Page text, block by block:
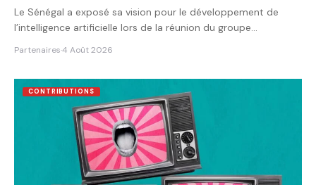
Le Sénégal a exposé sa vision pour le développement de
l’intelligence artificielle lors de la réunion du groupe…
Partenaires·4 Août 2026
CONTRIBUTIONS